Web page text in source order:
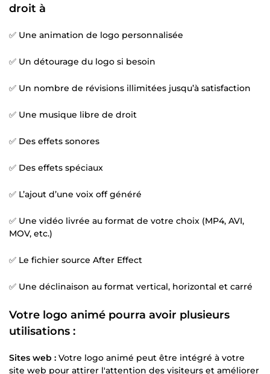
droit à
✅ Une animation de logo personnalisée
✅ Un détourage du logo si besoin
✅ Un nombre de révisions illimitées jusqu’à satisfaction
✅ Une musique libre de droit
✅ Des effets sonores
✅ Des effets spéciaux
✅ L’ajout d’une voix off généré
✅ Une vidéo livrée au format de votre choix (MP4, AVI,
MOV, etc.)
✅ Le fichier source After Effect
✅ Une déclinaison au format vertical, horizontal et carré
Votre logo animé pourra avoir plusieurs
utilisations :
Sites web : Votre logo animé peut être intégré à votre
site web pour attirer l'attention des visiteurs et améliorer